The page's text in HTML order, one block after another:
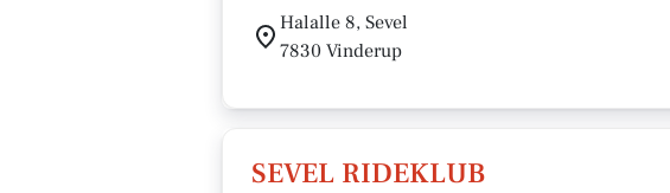
Halalle 8, Sevel
7830 Vinderup
SEVEL RIDEKLUB